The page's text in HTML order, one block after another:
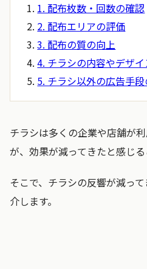
1. 配布枚数・回数の確認
2. 配布エリアの評価
3. 配布の質の向上
4. チラシの内容やデザ
5. チラシ以外の広告手
チラシは多くの企業や店舗が
が、効果が減ってきたと感じる
そこで、チラシの反響が減っ
介します。